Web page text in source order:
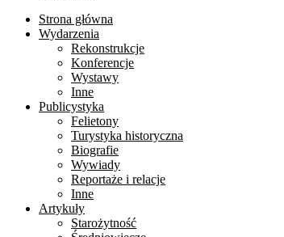
Strona główna
Wydarzenia
Rekonstrukcje
Konferencje
Wystawy
Inne
Publicystyka
Felietony
Turystyka historyczna
Biografie
Wywiady
Reportaże i relacje
Inne
Artykuły
Starożytność